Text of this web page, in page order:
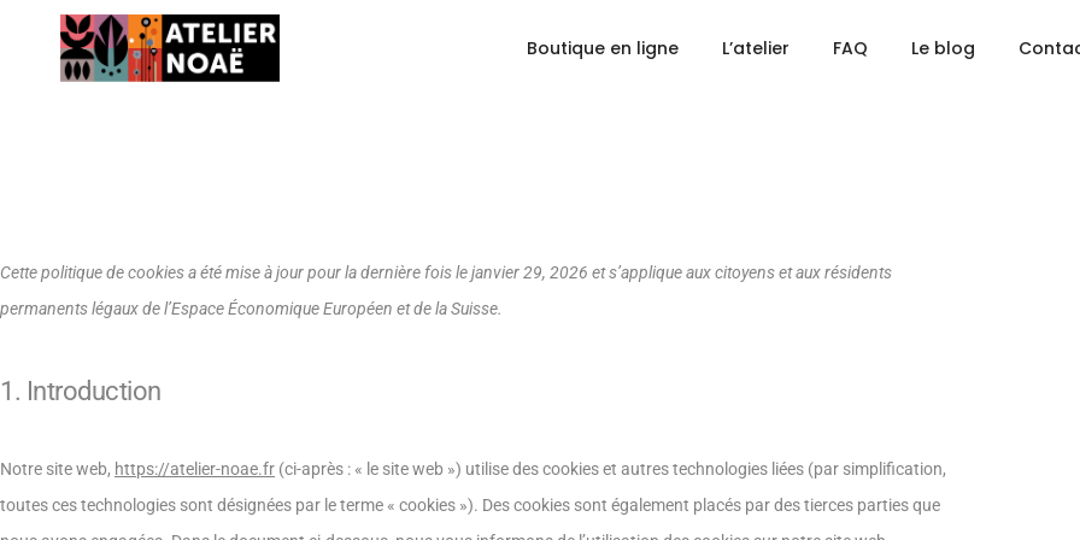
Boutique en ligne L’atelier FAQ Le blog
Cette politique de cookies a été mise à jour pour la dernière fois le janvier 29, 2026 et s’applique aux citoyens et aux résidents
permanents légaux de l’Espace Économique Européen et de la Suisse.
1. Introduction
Notre site web, https://atelier-noae.fr (ci-après : « le site web ») utilise des cookies et autres technologies liées (par simplification,
toutes ces technologies sont désignées par le terme « cookies »). Des cookies sont également placés par des tierces parties que